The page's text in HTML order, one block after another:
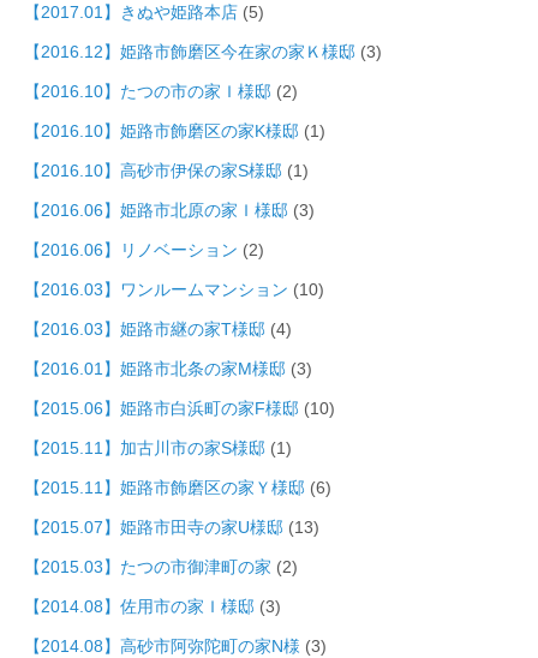
【2017.01】きぬや姫路本店 (5)
【2016.12】姫路市飾磨区今在家の家Ｋ様邸 (3)
【2016.10】たつの市の家Ｉ様邸 (2)
【2016.10】姫路市飾磨区の家K様邸 (1)
【2016.10】高砂市伊保の家S様邸 (1)
【2016.06】姫路市北原の家Ｉ様邸 (3)
【2016.06】リノベーション (2)
【2016.03】ワンルームマンション (10)
【2016.03】姫路市継の家T様邸 (4)
【2016.01】姫路市北条の家M様邸 (3)
【2015.06】姫路市白浜町の家F様邸 (10)
【2015.11】加古川市の家S様邸 (1)
【2015.11】姫路市飾磨区の家Ｙ様邸 (6)
【2015.07】姫路市田寺の家U様邸 (13)
【2015.03】たつの市御津町の家 (2)
【2014.08】佐用市の家Ｉ様邸 (3)
【2014.08】高砂市阿弥陀町の家N様 (3)